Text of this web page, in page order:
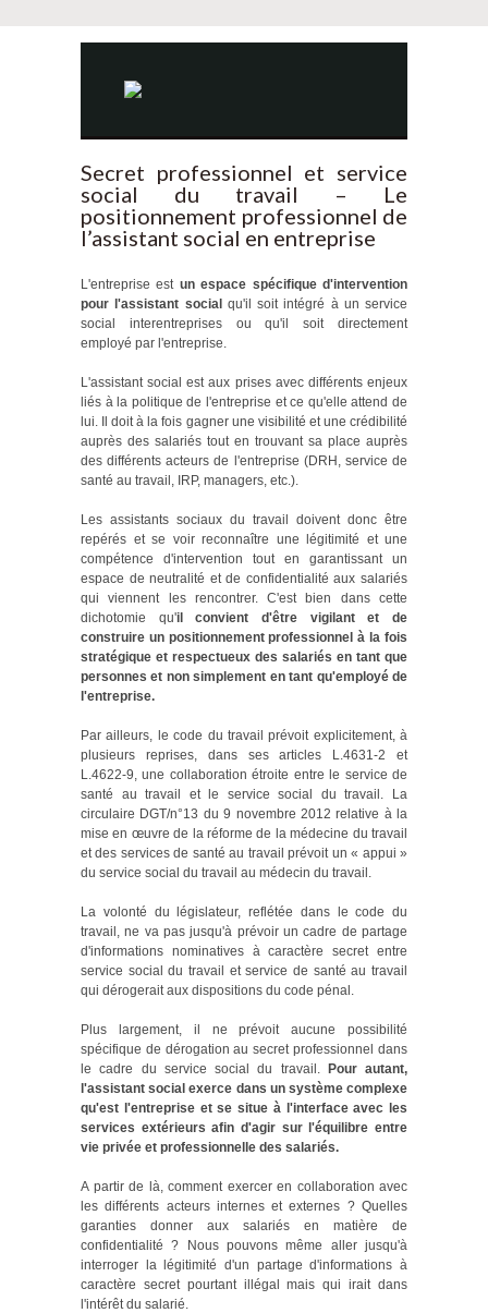
Secret professionnel et service
social du travail – Le
positionnement professionnel de
l’assistant social en entreprise
L'entreprise est un espace spécifique d'intervention
pour l'assistant social qu'il soit intégré à un service
social interentreprises ou qu'il soit directement
employé par l'entreprise.
L'assistant social est aux prises avec différents enjeux
liés à la politique de l'entreprise et ce qu'elle attend de
lui. Il doit à la fois gagner une visibilité et une crédibilité
auprès des salariés tout en trouvant sa place auprès
des différents acteurs de l'entreprise (DRH, service de
santé au travail, IRP, managers, etc.).
Les assistants sociaux du travail doivent donc être
repérés et se voir reconnaître une légitimité et une
compétence d'intervention tout en garantissant un
espace de neutralité et de confidentialité aux salariés
qui viennent les rencontrer. C'est bien dans cette
dichotomie qu'il convient d'être vigilant et de
construire un positionnement professionnel à la fois
stratégique et respectueux des salariés en tant que
personnes et non simplement en tant qu'employé de
l'entreprise.
Par ailleurs, le code du travail prévoit explicitement, à
plusieurs reprises, dans ses articles L.4631-2 et
L.4622-9, une collaboration étroite entre le service de
santé au travail et le service social du travail. La
circulaire DGT/n°13 du 9 novembre 2012 relative à la
mise en œuvre de la réforme de la médecine du travail
et des services de santé au travail prévoit un « appui »
du service social du travail au médecin du travail.
La volonté du législateur, reflétée dans le code du
travail, ne va pas jusqu'à prévoir un cadre de partage
d'informations nominatives à caractère secret entre
service social du travail et service de santé au travail
qui dérogerait aux dispositions du code pénal.
Plus largement, il ne prévoit aucune possibilité
spécifique de dérogation au secret professionnel dans
le cadre du service social du travail.
Pour autant,
l'assistant social exerce dans un système complexe
qu'est l'entreprise et se situe à l'interface avec les
services extérieurs afin d'agir sur l'équilibre entre
vie privée et professionnelle des salariés.
A partir de là, comment exercer en collaboration avec
les différents acteurs internes et externes ? Quelles
garanties donner aux salariés en matière de
confidentialité ? Nous pouvons même aller jusqu'à
interroger la légitimité d'un partage d'informations à
caractère secret pourtant illégal mais qui irait dans
l'intérêt du salarié.